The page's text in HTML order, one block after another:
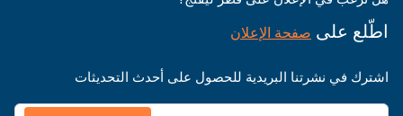
اطّلع على صفحة الإعلان
اشترك في نشرتنا البريدية للحصول على أحدث التحديثات